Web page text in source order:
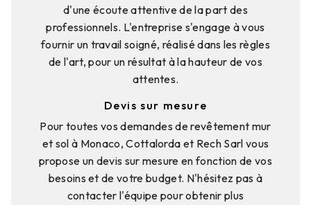
d'une écoute attentive de la part des
professionnels. L'entreprise s'engage à vous
fournir un travail soigné, réalisé dans les règles
de l'art, pour un résultat à la hauteur de vos
attentes.
Devis sur mesure
Pour toutes vos demandes de revêtement mur
et sol à Monaco, Cottalorda et Rech Sarl vous
propose un devis sur mesure en fonction de vos
besoins et de votre budget. N'hésitez pas à
contacter l'équipe pour obtenir plus